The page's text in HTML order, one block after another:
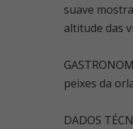
suave
altitude das
peixes da
DADOS